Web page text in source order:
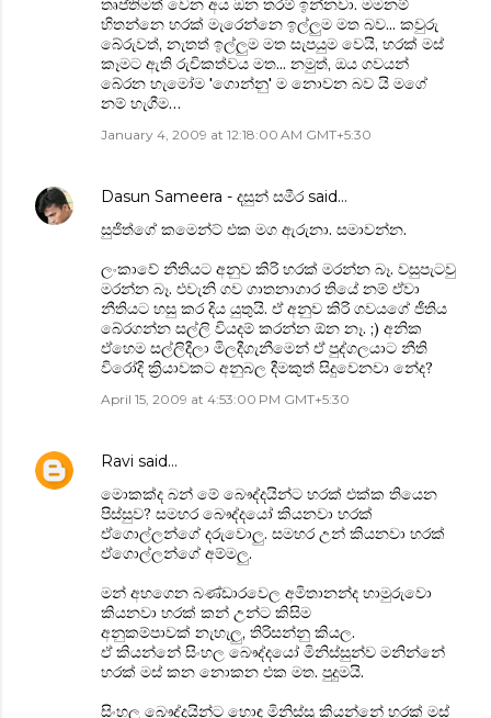
තෘප්තිමත් වෙන අය ඔන තරම් ඉන්නවා. මමනම්
හිතන්නෙ හරක් මැරෙන්නෙ ඉල්ලුම මත බව... කවුරු
බේරුවත්, නැතත් ඉල්ලුම මත සැපයුම වෙයි, හරක් මස්
කෑමට ඇති රුචිකත්වය මත... නමුත්, ඔය ගවයන්
බේරන හැමෝම 'ගොන්නු' ම නොවන බව යි මගේ
නම් හැගීම…
January 4, 2009 at 12:18:00 AM GMT+5:30
Dasun Sameera - දසුන් සමීර said…
සුජිත්ගේ කමෙන්ට් එක මග ඇරුනා. සමාවන්න.
ලංකාවේ නීතියට අනුව කිරි හරක් මරන්න බෑ. වසුපැටවු
මරන්න බෑ. එවැනි ගව ගාතනාගාර තියේ නම් ඒවා
නීතියට හසු කර දිය යුතුයි. ඒ අනුව කිරි ගවයගේ ජීතිය
බේරගන්න සල්ලි වියදම් කරන්න ඕන නෑ. ;) අනික
ඒහෙම සල්ලිදීලා මිලදීගැනීමෙන් ඒ පුද්ගලයාට නීති
විරෝදි ක්‍රියාවකට අනුබල දී‍මකුත් සිදුවෙනවා නේද?
April 15, 2009 at 4:53:00 PM GMT+5:30
Ravi said…
මොකක්ද බන් මේ බෞද්දයින්ට හරක් එක්ක තියෙන
පිස්සුව? සමහර බෞද්දයෝ කියනවා හරක්
ඒගොල්ලන්ගේ දරුවොලු. සමහර උන් කියනවා හරක්
ඒගොල්ලන්ගේ අම්මලු.
මන් අහගෙන බණ්ඩාරවෙල අමිතානන්ද හාමුරුවො
කියනවා හරක් කන් උන්ට කිසිම
අනුකම්පාවක් නැහැලු, තිරිසන්නු කියල.
ඒ කියන්නේ සිංහල බෞද්දයෝ මිනිස්සුන්ව මනින්නේ
හරක් මස් කන නොකන එක මත. පුදුමයි.
සිංහල බෞද්දයින්ට හොඳ මිනිස්සු කියන්නේ හරක් මස්